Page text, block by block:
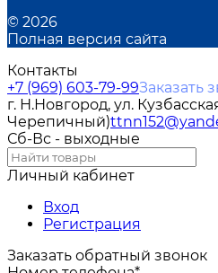
© 2026
Полная версия сайта
Контакты
+7 (969) 603-79-99Заказать
г. Н.Новгород, ул.
Черепичный)
Сб-Вс - выходные
Личный кабинет
Вход
Регистрация
Заказать обратный звонок